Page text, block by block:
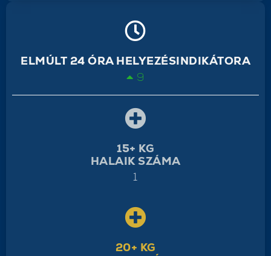
ELMÚLT 24 ÓRA HELYEZÉSINDIKÁTORA
9
15+ KG
HALAIK SZÁMA
1
20+ KG